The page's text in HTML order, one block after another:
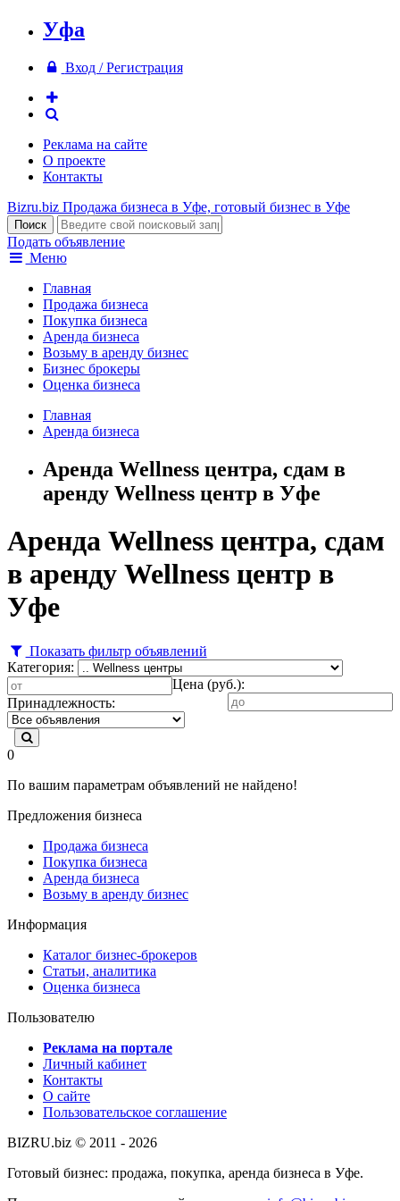
Уфа
Вход / Регистрация
Реклама на сайте
О проекте
Контакты
Bizru.biz Продажа бизнеса в Уфе, готовый бизнес в Уфе
Подать объявление
Меню
Главная
Продажа бизнеса
Покупка бизнеса
Аренда бизнеса
Возьму в аренду бизнес
Бизнес брокеры
Оценка бизнеса
Главная
Аренда бизнеса
Аренда Wellness центра, сдам в
аренду Wellness центр в Уфе
Аренда Wellness центра, сдам
в аренду Wellness центр в
Уфе
Показать фильтр объявлений
Категория:
Цена (руб.):
Принадлежность:
0
По вашим параметрам объявлений не найдено!
Предложения бизнеса
Продажа бизнеса
Покупка бизнеса
Аренда бизнеса
Возьму в аренду бизнес
Информация
Каталог бизнес-брокеров
Статьи, аналитика
Оценка бизнеса
Пользователю
Реклама на портале
Личный кабинет
Контакты
О сайте
Пользовательское соглашение
BIZRU.biz © 2011 - 2026
Готовый бизнес: продажа, покупка, аренда бизнеса в Уфе.